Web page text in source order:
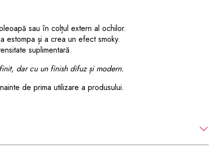
sau în colțul extern al ochilor.
estompa și a crea un efect smoky.
suplimentară.
dar cu un finish difuz și modern.
de prima utilizare a produsului.